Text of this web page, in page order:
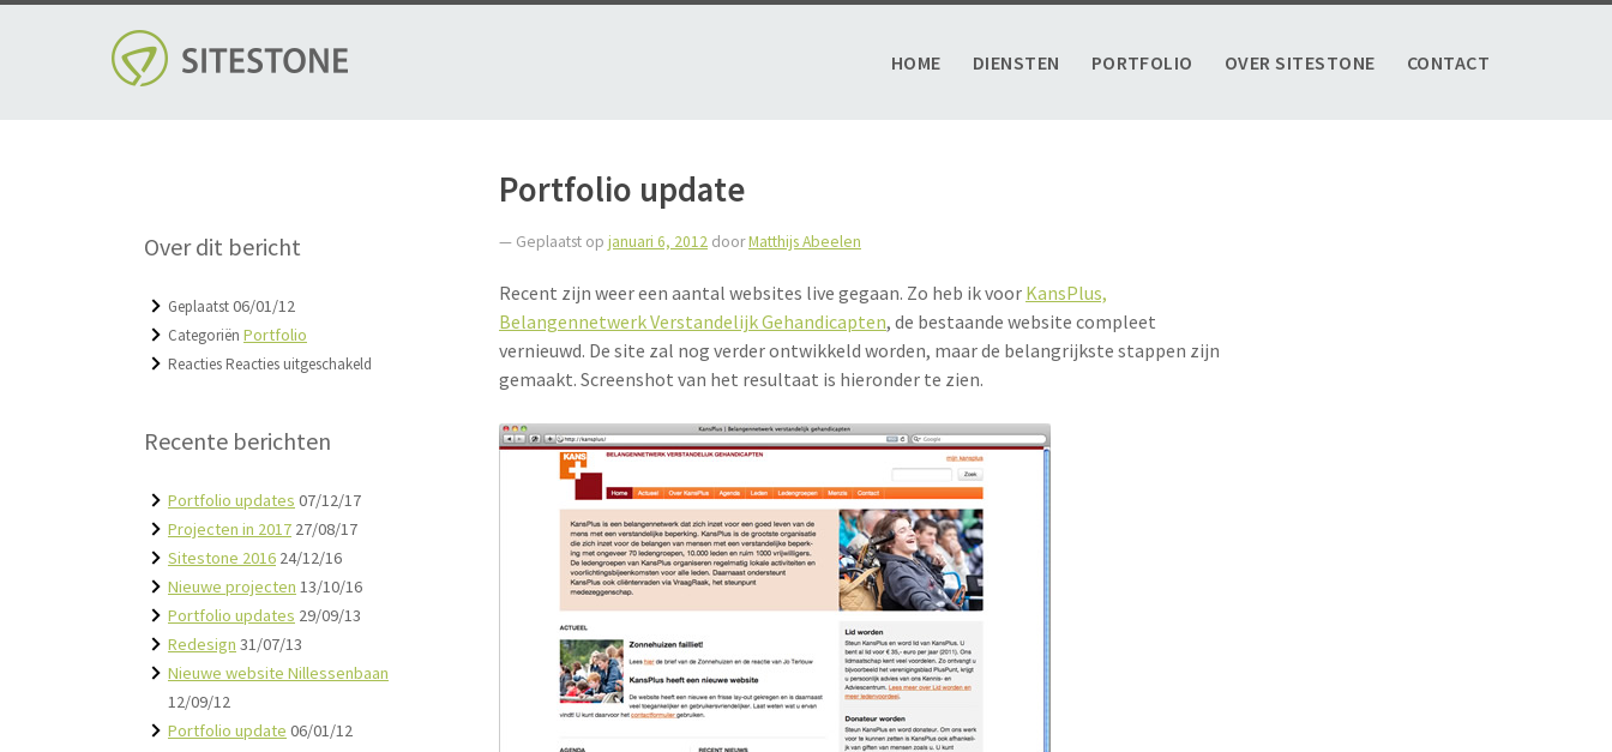
to
content
HOME DIENSTEN PORTFOLIO OVER SITESTONE CONTACT
Portfolio update
— Geplaatst op januari 6, 2012 doorMatthijs Abeelen
Recent zijn weer een aantal websites live gegaan. Zo heb ik voorKansPlus,
Belangennetwerk Verstandelijk Gehandicapten, de bestaande website compleet
vernieuwd. De site zal nog verder ontwikkeld worden, maar de belangrijkste stappen zijn
gemaakt. Screenshot van het resultaat is hieronder te zien.
Over dit bericht
Geplaatst06/01/12
Categoriën Portfolio
Reacties Reacties uitgeschakeld
Recente berichten
Portfolio updates 07/12/17
Projecten in 2017 27/08/17
Sitestone 2016 24/12/16
Nieuwe projecten 13/10/16
Portfolio updates 29/09/13
Redesign 31/07/13
Nieuwe website Nillessenbaan
12/09/12
Portfolio update 06/01/12